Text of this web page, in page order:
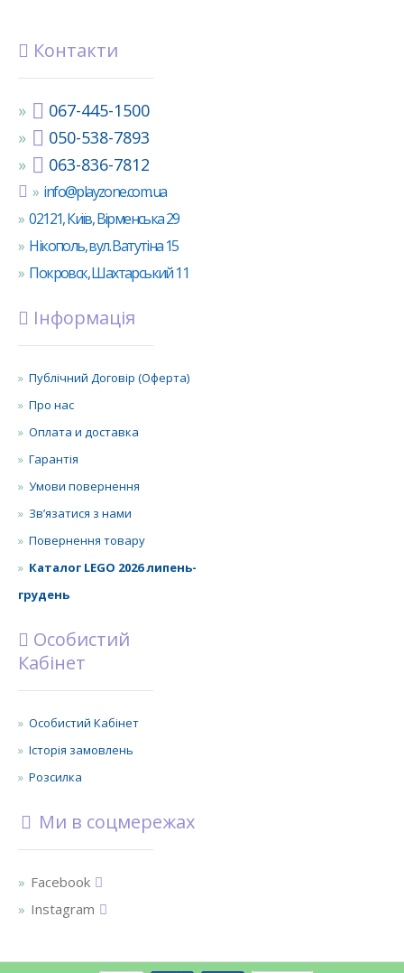
Контакти
067-445-1500
050-538-7893
063-836-7812
info@playzone.com.ua
02121, Київ, Вірменська 29
Нікополь, вул. Ватутіна 15
Покровск, Шахтарський 11
Інформація
Публічний Договір (Оферта)
Про нас
Оплата и доставка
Гарантія
Умови повернення
Зв’язатися з нами
Повернення товару
Каталог LEGO 2026 липень-
грудень
Особистий
Кабінет
Особистий Кабінет
Історія замовлень
Розсилка
Ми в соцмережах
Facebook
Instagram